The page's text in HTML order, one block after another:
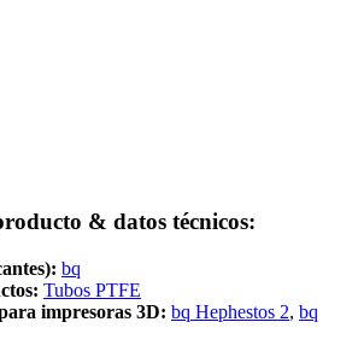
& datos técnicos:
bq
Tubos PTFE
impresoras 3D: bq Hephestos 2, bq